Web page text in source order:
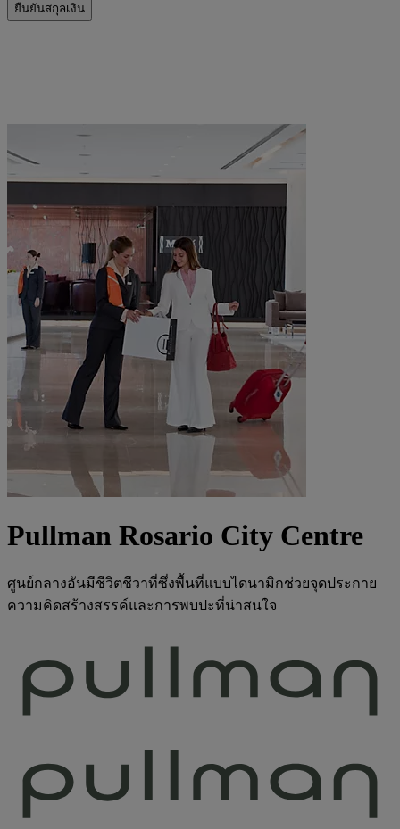
ยืนยันสกุลเงิน
Pullman Rosario City Centre
ศูนย์กลางอันมีชีวิตชีวาที่ซึ่งพื้นที่แบบไดนามิกช่วยจุดประกาย
ความคิดสร้างสรรค์และการพบปะที่น่าสนใจ